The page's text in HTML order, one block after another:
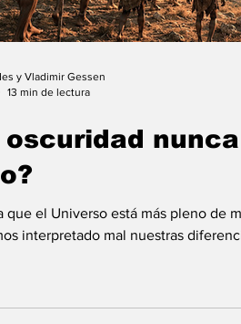
oscuridad
que el Universo está más pleno de
interpretado mal nuestras
y Vladimir Gessen
13 min de lectura